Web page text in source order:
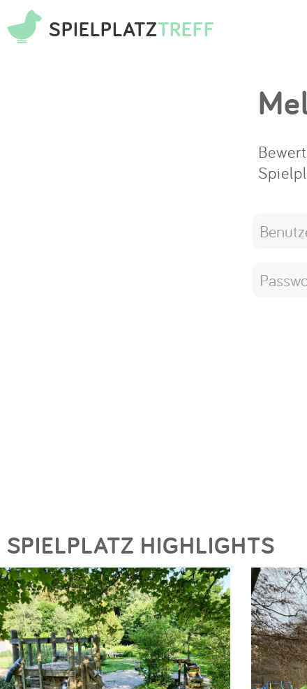
SPIELPLATZTREFF
SPIELPLATZ HIGHLIGHTS